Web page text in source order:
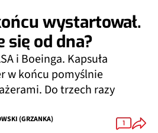
wystartował.
się od dna?
i Boeinga. Kapsuła
w końcu pomyślnie
Do trzech razy
(GRZANKA)
1